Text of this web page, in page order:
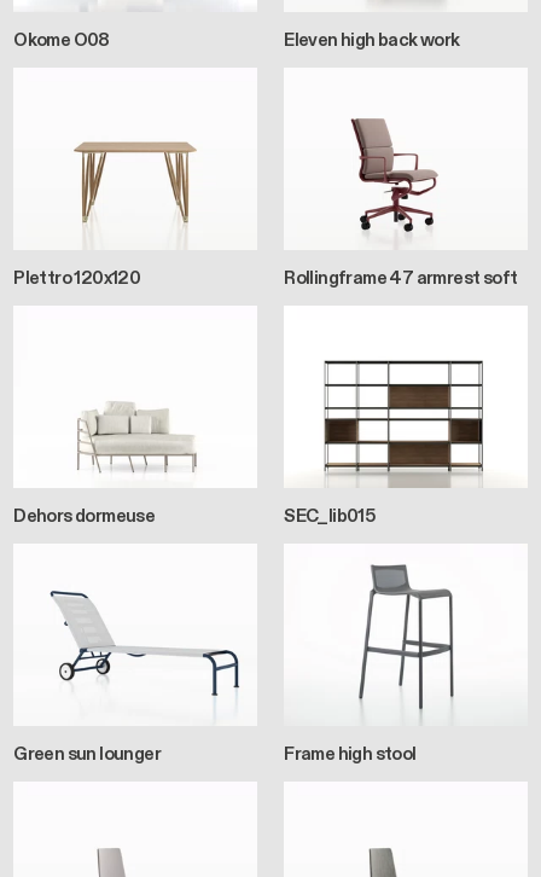
Okome O08 Eleven high back work
Plettro 120x120 Rollingframe 47 armrest soft
Dehors dormeuse SEC_lib015
Green sun lounger Frame high stool